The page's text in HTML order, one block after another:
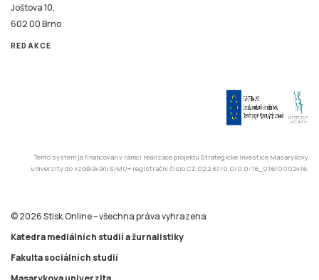
Joštova 10,
602 00 Brno
REDAKCE
Tento systém je financován v rámci realizace projektu Strategické investice Masarykovy
univerzity do vzdělávání SIMU+ registrační číslo CZ.02.2.67/0.0/0.0/16_016/0002416.
© 2026 Stisk.Online – všechna práva vyhrazena
Katedra mediálních studií a žurnalistiky
Fakulta sociálních studií